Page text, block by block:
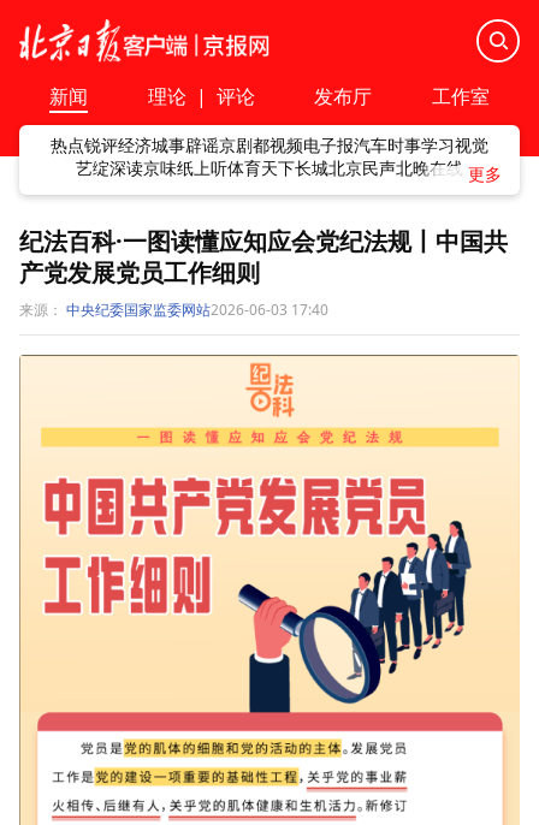
新闻 理论 | 评论 发布厅 工作室
热点锐评经济城事辟谣京剧都视频电子报汽车时事学习视觉
艺绽深读京味纸上听体育天下长城北京民声北晚在线
纪法百科·一图读懂应知应会党纪法规丨中国共
产党发展党员工作细则
来源： 中央纪委国家监委网站2026-06-03 17:40